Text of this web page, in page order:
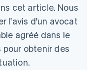
cet article. Nous
l'avis d'un avocat
agréé dans le
obtenir des